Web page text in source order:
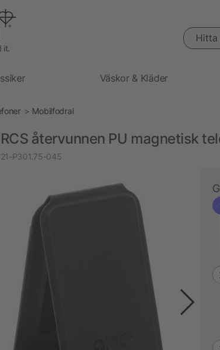
it.
Hitta
Väskor & Kläder
Mobilfodral
återvunnen PU magnetisk
P301.75-045